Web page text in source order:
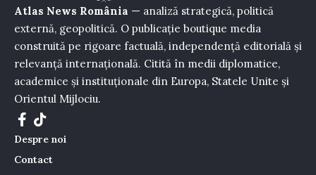
Atlas News România — analiză strategică, politică
externă, geopolitică. O publicație boutique media
construită pe rigoare factuală, independență editorială și
relevanță internațională. Citită în medii diplomatice,
academice și instituționale din Europa, Statele Unite și
Orientul Mijlociu.
Despre noi
Contact